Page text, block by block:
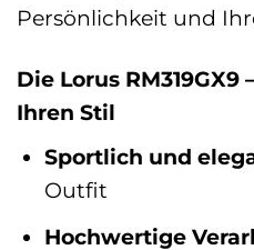
Persönlichkeit und
Die Lorus
Ihren Stil
Sportlich und
Outfit
Hochwertige